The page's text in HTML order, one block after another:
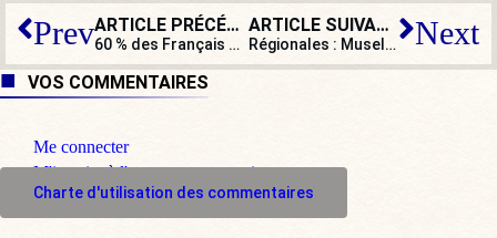
Prev ARTICLE PRÉCÉDENT
60 % des Français sont contre des sanctions pour les militaires signant des tribunes ou des pétitions.
ARTICLE SUIVANT
Régionales : Muselier pactise avec les Marcheurs, mais les électeurs se rebellent Next
VOS COMMENTAIRES
Me connecter
M'inscrire à l'espace commentaire
Charte d'utilisation des commentaires